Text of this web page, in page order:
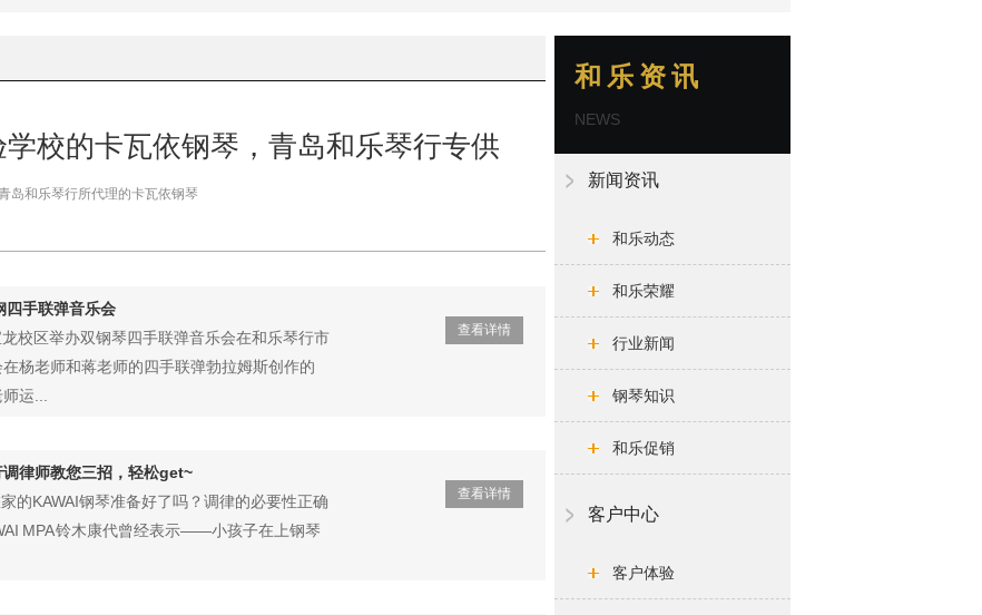
校的卡瓦依钢琴，青岛和乐琴行专供
岛和乐琴行所代理的卡瓦依钢琴
查看详情
手联弹音乐会
校区举办双钢琴四手联弹音乐会在和乐琴行市
杨老师和蒋老师的四手联弹勃拉姆斯创作的
运...
查看详情
律师教您三招，轻松get~
的KAWAI钢琴准备好了吗？调律的必要性正确
MPA 铃木康代曾经表示——小孩子在上钢琴
和乐资讯
NEWS
新闻资讯
和乐动态
和乐荣耀
行业新闻
钢琴知识
和乐促销
客户中心
客户体验